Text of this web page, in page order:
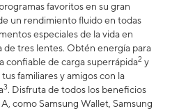
favoritos en su gran
un rendimiento fluido en todas
especiales de la vida en
de tres lentes. Obtén energía para
confiable de carga superrápida2 y
familiares y amigos con la
3. Disfruta de todos los beneficios
como Samsung Wallet, Samsung